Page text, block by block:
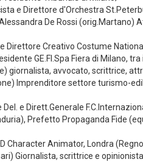
e Direttore d'Orchestra
De Rossi (orig.Martano)
Direttore Creativo Costume
GE.FI.Spa Fiera di Milano,
giornalista, avvocato, scrittrice,
Imprenditore settore turismo-
e Dirett.Generale
Prefetto Propaganda Fide
Character Animator, Londra
Giornalista, scrittrice e